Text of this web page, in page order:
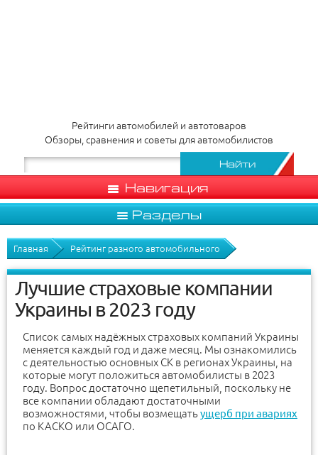
Рейтинги автомобилей и автотоваров
Обзоры, сравнения и советы для автомобилистов
Навигация
Разделы
Главная Рейтинг разного автомобильного
Лучшие страховые компании
Украины в 2023 году
Список самых надёжных страховых компаний Украины
меняется каждый год и даже месяц. Мы ознакомились
с деятельностью основных СК в регионах Украины, на
которые могут положиться автомобилисты в 2023
году. Вопрос достаточно щепетильный, поскольку не
все компании обладают достаточными
возможностями, чтобы возмещатьущерб при авариях
по КАСКО или ОСАГО.